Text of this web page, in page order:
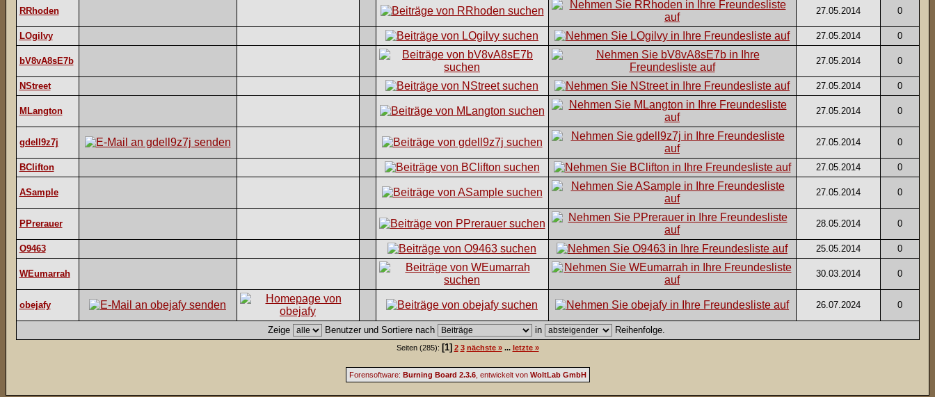
RRhoden 27.05.2014 0
LOgilvy 27.05.2014 0
bV8vA8sE7b 27.05.2014 0
NStreet 27.05.2014 0
MLangton 27.05.2014 0
gdell9z7j 27.05.2014 0
BClifton 27.05.2014 0
ASample 27.05.2014 0
PPrerauer 28.05.2014 0
O9463 25.05.2014 0
WEumarrah 30.03.2014 0
obejafy 26.07.2024 0
Zeige Benutzer und Sortiere nach in Reihenfolge.
Seiten (285): [1] 2 3 nächste » ... letzte »
Forensoftware: Burning Board 2.3.6, entwickelt von WoltLab GmbH